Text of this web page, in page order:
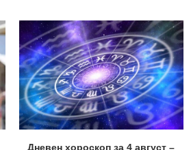
Дневен хороскоп за 4 август –